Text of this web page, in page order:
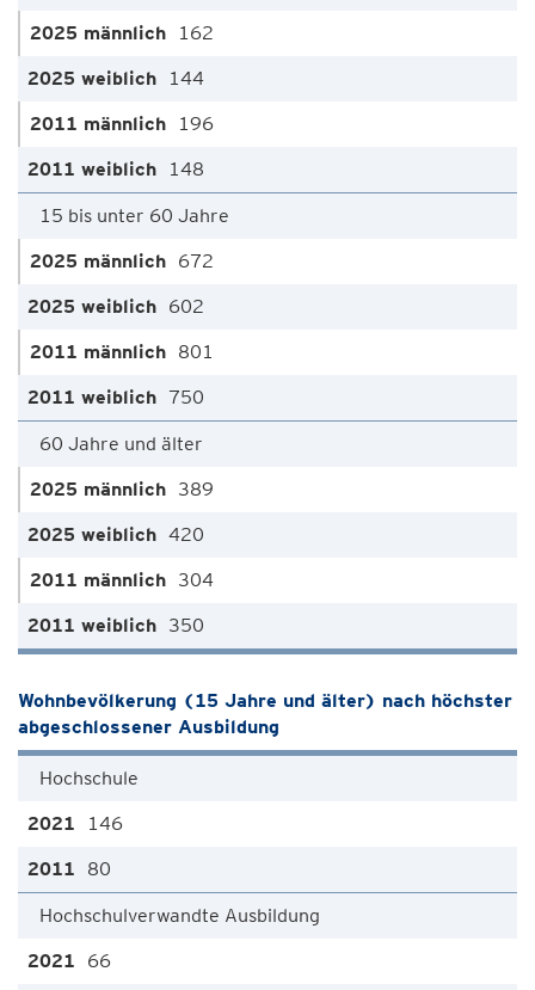
162
144
196
148
15 bis unter 60 Jahre
672
602
801
750
60 Jahre und älter
389
420
304
350
Wohnbevölkerung (15 Jahre und älter) nach höchster
abgeschlossener Ausbildung
Hochschule
146
80
Hochschulverwandte Ausbildung
66